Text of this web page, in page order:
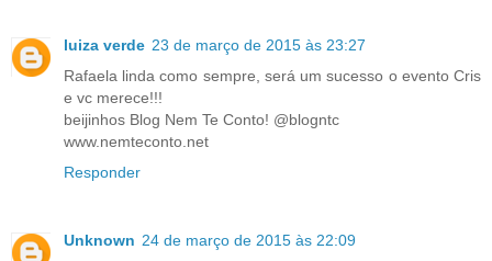
luiza verde 23 de março de 2015 às 23:27
Rafaela linda como sempre, será um sucesso o evento Cris
e vc merece!!!
beijinhos Blog Nem Te Conto! @blogntc
www.nemteconto.net
Responder
Unknown 24 de março de 2015 às 22:09